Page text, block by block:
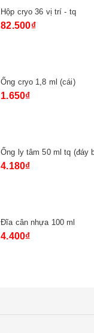
Chai tt nắp vặn 500 ml tq
49.500₫
Bóp cao su 1 van 90ml tq
22.000₫
Xi lanh nhựa 500ml
107.800₫
Xi lanh nhựa 80ml
19.800₫